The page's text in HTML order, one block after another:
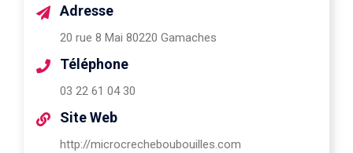
Adresse
20 rue 8 Mai 80220 Gamaches
Téléphone
03 22 61 04 30
Site Web
http://microcrecheboubouilles.com